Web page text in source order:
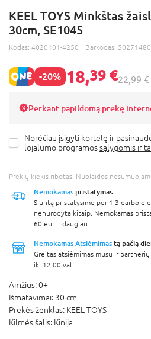
KEEL TOYS Minkštas
30cm, SE1045
Kodas: 4020101-4250 Barkodas:
-20% 18,39 €22,99 €
Perkant papildomą prekę
Norėčiau įsigyti kortelę ir
lojalumo programossąlygomis ir
Prekių kiekis ribotas. Nuolaidos
Nemokamas pristatymas
Siuntą pristatysime per 1-3 darbo
nenurodyta kitaip. Nemokamas
60 eur ir daugiau.
Nemokamas Atsiėmimas tą pačią
Greitas atsiėmimas mūsų ir
iki 12:00 val.
Amžius:0+
Išmatavimai: 30 cm
Prekės ženklas: KEEL TOYS
Kilmės šalis: Kinija